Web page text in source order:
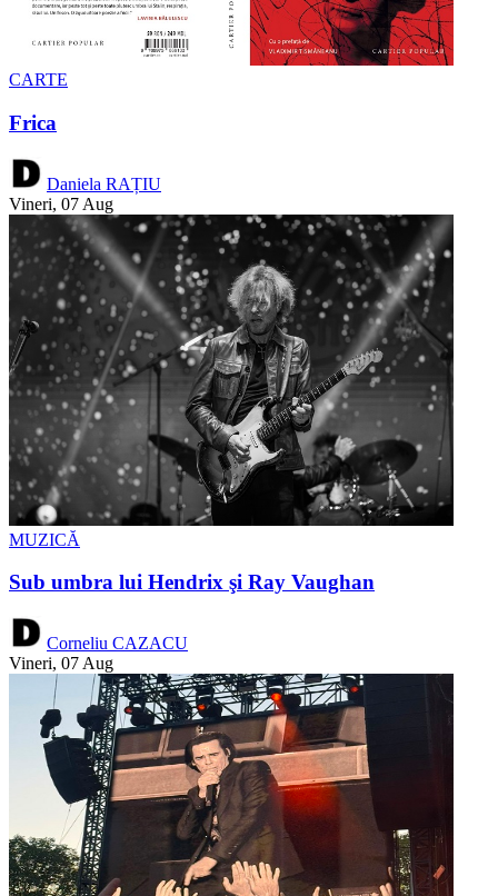
CARTE
Frica
Daniela RAȚIU
Vineri, 07 Aug
MUZICĂ
Sub umbra lui Hendrix şi Ray Vaughan
Corneliu CAZACU
Vineri, 07 Aug